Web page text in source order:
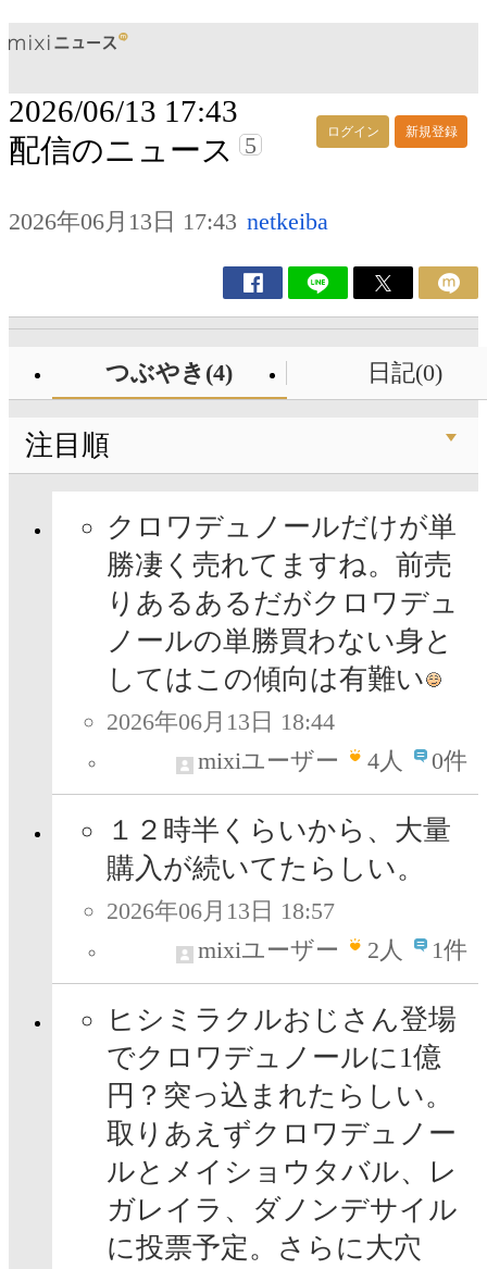
ログイン 新規登録
2026/06/13 17:43
配信のニュース
5
2026年06月13日 17:43 netkeiba
つぶやき(4) 日記(0)
注目順
クロワデュノールだけが単
勝凄く売れてますね。前売
りあるあるだがクロワデュ
ノールの単勝買わない身と
してはこの傾向は有難い
2026年06月13日 18:44
mixiユーザー
4人 0件
１２時半くらいから、大量
購入が続いてたらしい。
2026年06月13日 18:57
mixiユーザー
2人 1件
ヒシミラクルおじさん登場
でクロワデュノールに1億
円？突っ込まれたらしい。
取りあえずクロワデュノー
ルとメイショウタバル、レ
ガレイラ、ダノンデサイル
に投票予定。さらに大穴